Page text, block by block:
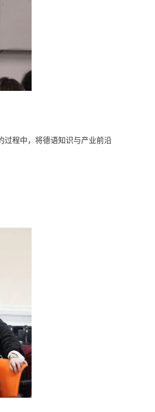
过程中，将德语知识与产业前沿